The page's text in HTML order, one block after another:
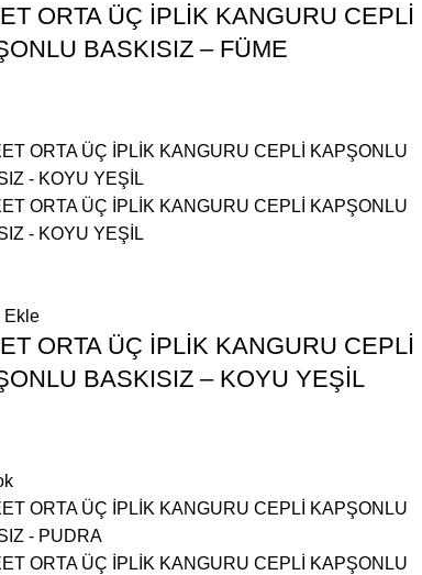
ORTA ÜÇ İPLİK KANGURU CEPLİ
BASKISIZ – FÜME
Ekle
ORTA ÜÇ İPLİK KANGURU CEPLİ
BASKISIZ – KOYU YEŞİL